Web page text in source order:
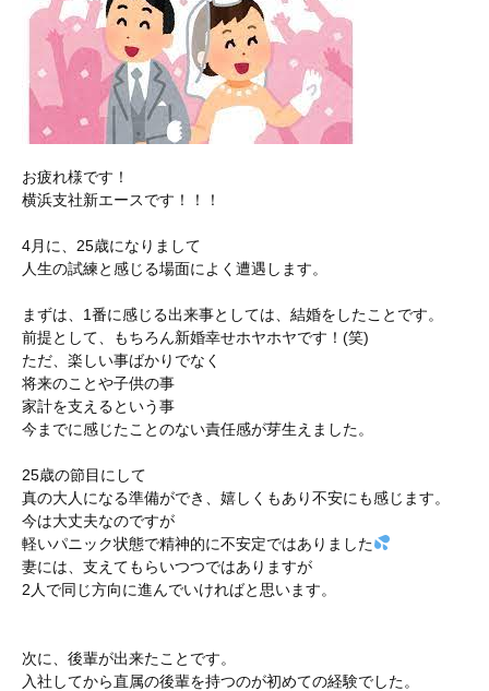
お疲れ様です！
横浜支社新エースです！！！
4月に、25歳になりまして
人生の試練と感じる場面によく遭遇します。
まずは、1番に感じる出来事としては、結婚をしたことです。
前提として、もちろん新婚幸せホヤホヤです！(笑)
ただ、楽しい事ばかりでなく
将来のことや子供の事
家計を支えるという事
今までに感じたことのない責任感が芽生えました。
25歳の節目にして
真の大人になる準備ができ、嬉しくもあり不安にも感じます。
今は大丈夫なのですが
軽いパニック状態で精神的に不安定ではありました
妻には、支えてもらいつつではありますが
2人で同じ方向に進んでいければと思います。
次に、後輩が出来たことです。
入社してから直属の後輩を持つのが初めての経験でした。